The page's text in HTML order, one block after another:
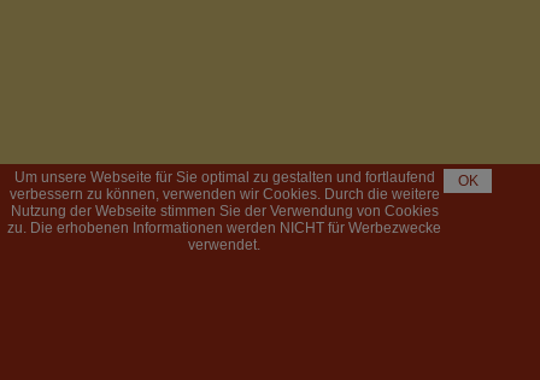
Um unsere Webseite für Sie optimal zu gestalten und fortlaufend
verbessern zu können, verwenden wir Cookies. Durch die weitere
Nutzung der Webseite stimmen Sie der Verwendung von Cookies
zu. Die erhobenen Informationen werden NICHT für Werbezwecke
verwendet.
OK